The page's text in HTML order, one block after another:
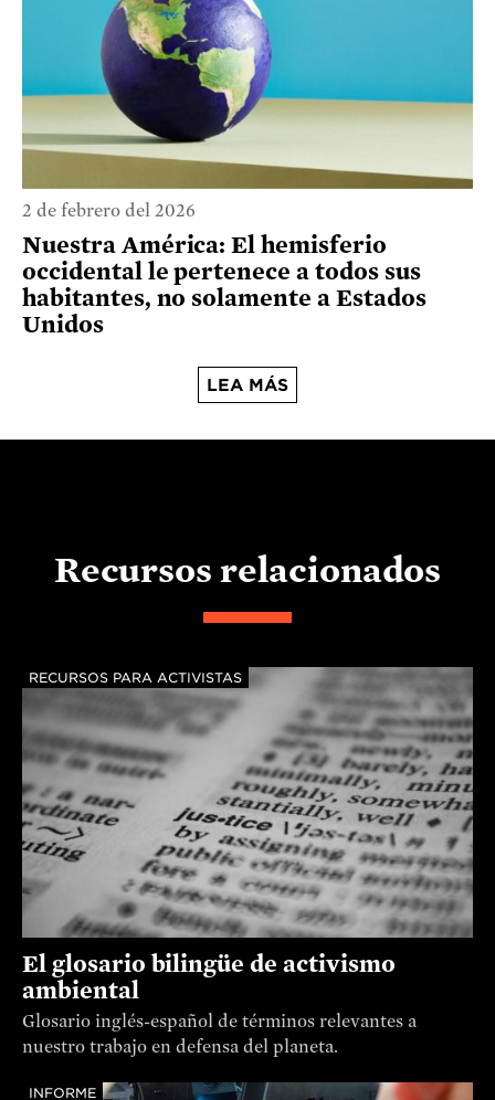
2 de febrero del 2026
Nuestra América: El hemisferio
occidental le pertenece a todos sus
habitantes, no solamente a Estados
Unidos
LEA MÁS
Recursos relacionados
RECURSOS PARA ACTIVISTAS
El glosario bilingüe de activismo
ambiental
Glosario inglés-español de términos relevantes a
nuestro trabajo en defensa del planeta.
INFORME